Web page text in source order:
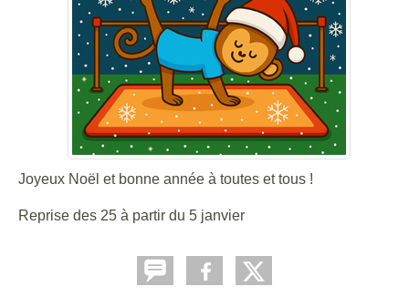
Joyeux Noël et bonne année à toutes et tous !
Reprise des 25 à partir du 5 janvier